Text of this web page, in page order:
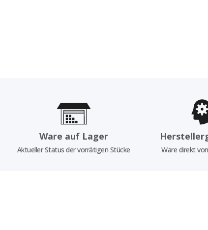
Ware auf Lager
Aktueller Status der vorrätigen Stücke Ware direkt